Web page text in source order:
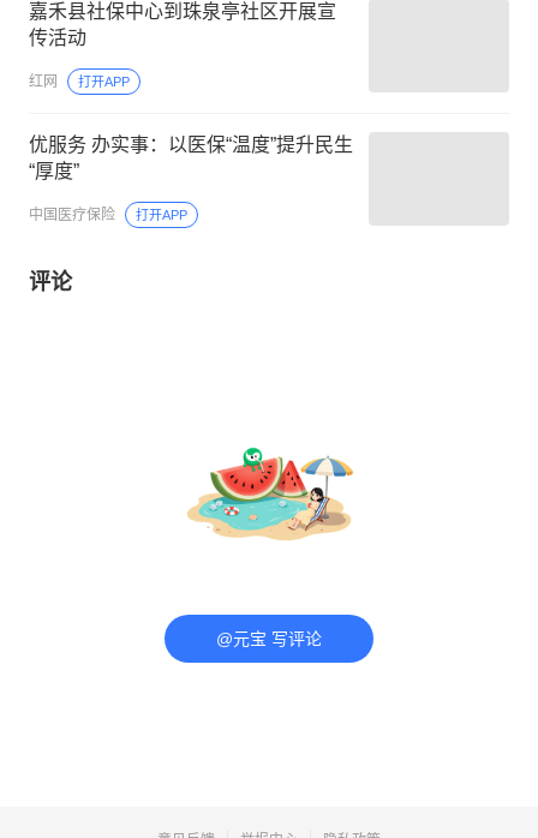
嘉禾县社保中心到珠泉亭社区开展宣
传活动
红网 打开APP
优服务 办实事：以医保“温度”提升民生
“厚度”
中国医疗保险 打开APP
评论
@元宝 写评论